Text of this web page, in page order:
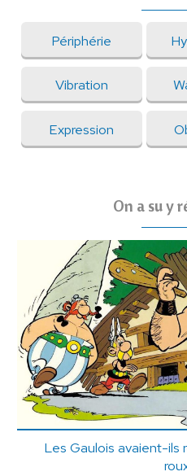
Périphérie
Vibration
Expression
On a su y
Les Gaulois avaient-ils